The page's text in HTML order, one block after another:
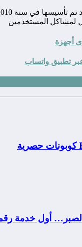
لمشاكل المستخدمين
الصبر… أول خدمة